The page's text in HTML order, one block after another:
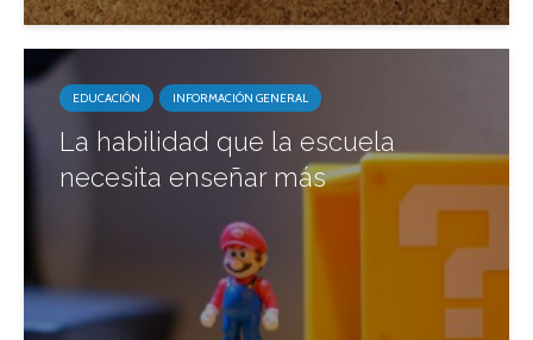
EDUCACIÓN INFORMACIÓN GENERAL
La habilidad que la escuela
necesita enseñar más